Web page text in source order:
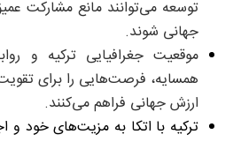
توسعه می‌توانند مانع مشارکت
جهانی شوند.
موقعیت جغرافیایی ترکیه و
همسایه، فرصت‌هایی را برای
ارزش جهانی فراهم می‌کنند.
ترکیه با اتکا به مزیت‌های خود